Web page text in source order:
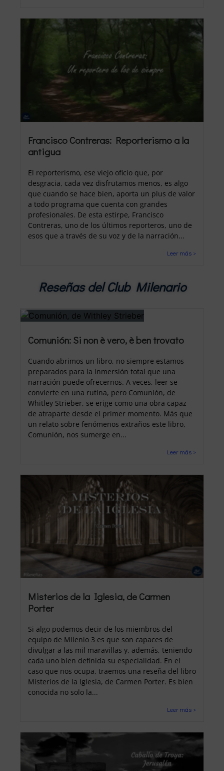
Francisco Contreras: Reporterismo a la
antigua
El reporterismo, ese viejo oficio que, por
desgracia, cada vez disfrutamos menos, es algo
que cuando se hace bien, aporta un plus de valor
a todo programa que cuenta con grandes
profesionales. De esta estirpe, Francisco
Contreras, uno de los últimos reporteros, uno de
esos que a través de su voz y de la narración...
Leer más >
Reseñas del Club Milenario
Comunión: Si non è vero, è ben trovato
Cuando abrimos un libro, no siempre estamos
preparados para la inmersión total que una
narración puede ofrecernos. A veces, leer se
convierte en una rutina, pero Comunión, de
Whitley Strieber, se erige como una obra capaz
de atraparte desde el primer momento. Más que
un relato sobre fenómenos extraños este libro,
Comunión, nos sumerge en...
Leer más >
Misterios de la Iglesia, de Carmen
Porter
Si algo podemos decir de los miembros del
equipo de Milenio 3 es que son capaces de
divulgar a las mil maravillas y, además, teniendo
cada uno bien definida su especialidad. En el
caso que nos ocupa, traemos una reseña del libro
Misterios de la Iglesia, de Carmen Porter. Es bien
conocida no solo la...
Leer más >